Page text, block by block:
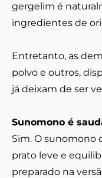
gergelim é
ingredientes de
Entretanto, as
polvo e outros,
já deixam de ser
Sunomono é
Sim. O sunomono
prato leve e
preparado na